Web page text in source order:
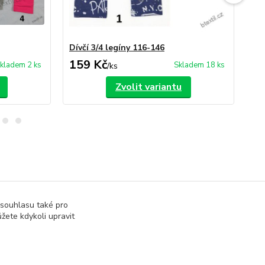
2 ks
Dívčí 3/4 legíny 116-146
159 Kč/ks Skladem 18 ks
Zvolit variantu
také pro
kdykoli upravit